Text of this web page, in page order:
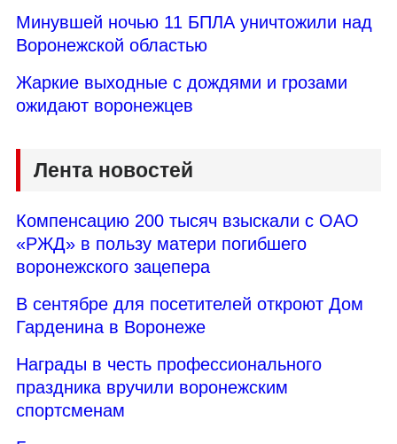
Минувшей ночью 11 БПЛА уничтожили над
Воронежской областью
Жаркие выходные с дождями и грозами
ожидают воронежцев
Лента новостей
Компенсацию 200 тысяч взыскали с ОАО
«РЖД» в пользу матери погибшего
воронежского зацепера
В сентябре для посетителей откроют Дом
Гарденина в Воронеже
Награды в честь профессионального
праздника вручили воронежским
спортсменам